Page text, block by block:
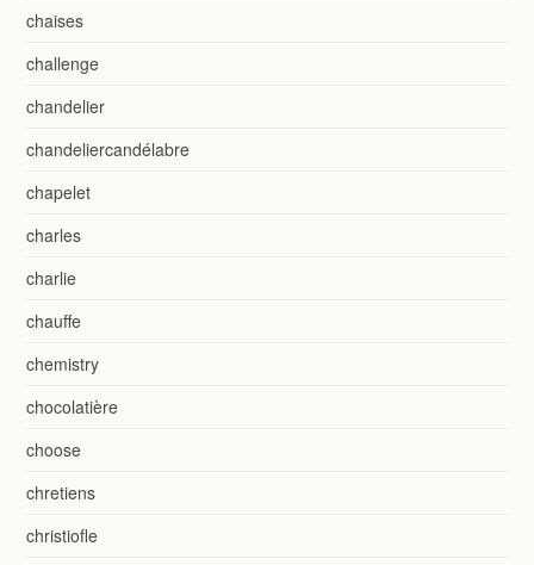
chaises
challenge
chandelier
chandeliercandélabre
chapelet
charles
charlie
chauffe
chemistry
chocolatière
choose
chretiens
christiofle